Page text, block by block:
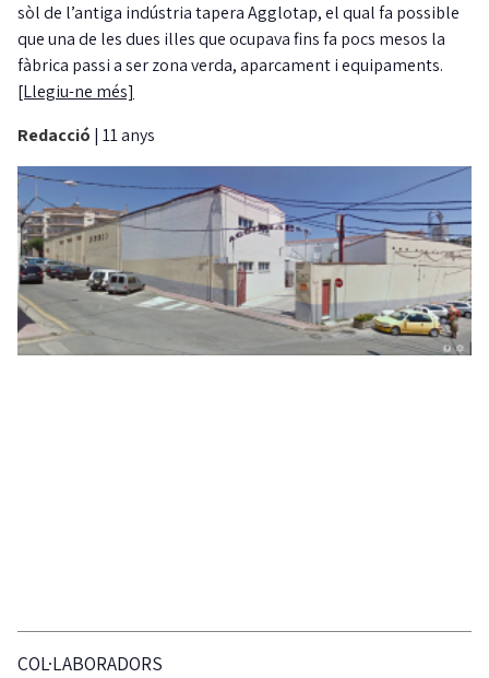
sòl de l’antiga indústria tapera Agglotap, el qual fa possible
que una de les dues illes que ocupava fins fa pocs mesos la
fàbrica passi a ser zona verda, aparcament i equipaments.
[Llegiu-ne més]
Redacció | 11 anys
COL·LABORADORS